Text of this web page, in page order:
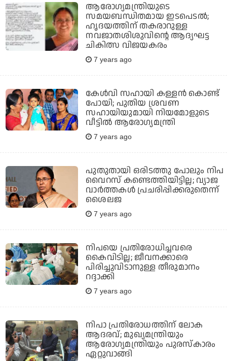
ആരോഗ്യമന്ത്രിയുടെ
സമയബന്ധിതമായ ഇടപെടല്‍;
ഹൃദയത്തിന് തകരാറുള്ള
നവജാതശിശുവിന്റെ ആദ്യഘട്ട
ചികിത്സ വിജയകരം
7 years ago
കേള്‍വി സഹായി കള്ളന്‍ കൊണ്ട്
പോയി; പുതിയ ശ്രവണ
സഹായിയുമായി നിയമോളുടെ
വീട്ടില്‍ ആരോഗ്യമന്ത്രി
7 years ago
പുതുതായി ഒരിടത്തു പോലും നിപ
വൈറസ് കണ്ടെത്തിയിട്ടില്ല; വ്യാജ
വാര്‍ത്തകള്‍ പ്രചരിപ്പിക്കരുതെന്ന്
ശൈലജ
7 years ago
നിപയെ പ്രതിരോധിച്ചവരെ
കൈവിടില്ല; ജീവനക്കാരെ
പിരിച്ചുവിടാനുള്ള തീരുമാനം
റദ്ദാക്കി
7 years ago
നിപാ പ്രതിരോധത്തിന് ലോക
ആദരവ്; മുഖ്യമന്ത്രിയും
ആരോഗ്യമന്ത്രിയും പുരസ്‌കാരം
ഏറ്റുവാങ്ങി